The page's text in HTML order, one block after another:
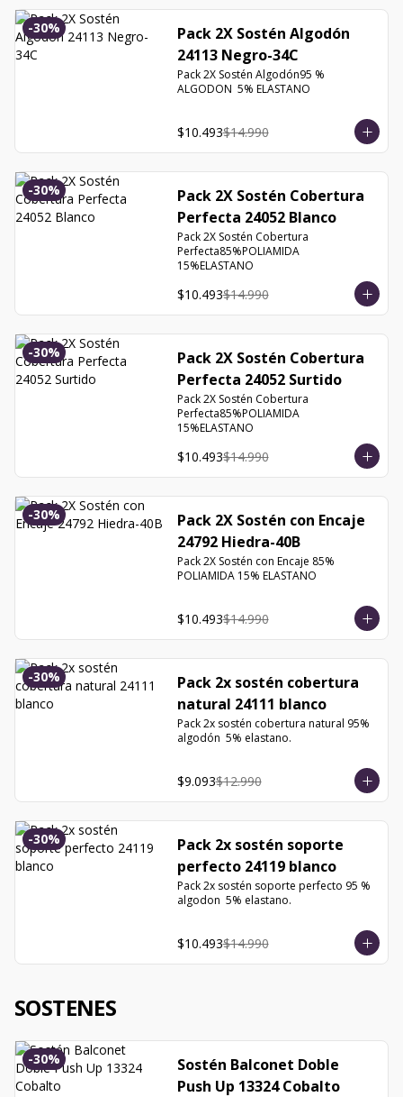
-30%
Pack 2X Sostén Algodón
24113 Negro-34C
Pack 2X Sostén Algodón95 %
ALGODON  5% ELASTANO
$10.493$14.990
-30%
Pack 2X Sostén Cobertura
Perfecta 24052 Blanco
Pack 2X Sostén Cobertura
Perfecta85%POLIAMIDA
15%ELASTANO
$10.493$14.990
-30%
Pack 2X Sostén Cobertura
Perfecta 24052 Surtido
Pack 2X Sostén Cobertura
Perfecta85%POLIAMIDA
15%ELASTANO
$10.493$14.990
-30%
Pack 2X Sostén con Encaje
24792 Hiedra-40B
Pack 2X Sostén con Encaje 85%
POLIAMIDA 15% ELASTANO
$10.493$14.990
-30%
Pack 2x sostén cobertura
natural 24111 blanco
Pack 2x sostén cobertura natural 95%
algodón  5% elastano.
$9.093$12.990
-30%
Pack 2x sostén soporte
perfecto 24119 blanco
Pack 2x sostén soporte perfecto 95 %
algodon  5% elastano.
$10.493$14.990
SOSTENES
-30%
Sostén Balconet Doble
Push Up 13324 Cobalto